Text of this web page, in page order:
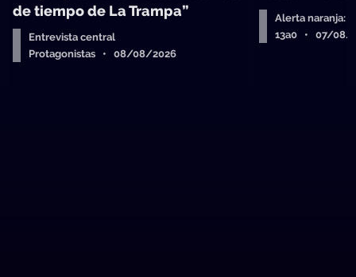
de tiempo de La Trampa”
Entrevista central
Protagonistas • 08/08/2026
Alerta naranja:
13a0 • 07/08/